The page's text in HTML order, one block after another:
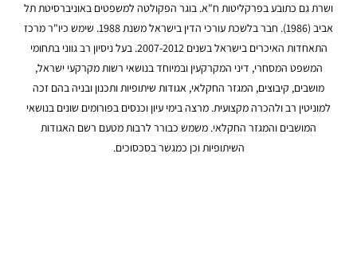
ושרת גם כתובע בפרקליטות ח"א. בוגר הפקולטה למשפטים באוניברסיטת תל
אביב (1986). חבר בלשכת עורכי הדין בישראל משנת 1988. שימש כיו"ר מרכז
התאחדות האיכרים בישראל בשנים 2007-2012. בעל ניסיון רב גווני בתחומי
המשפט המסחרי, דיני המקרקעין ובמיוחד בנושאי רשות מקרקעי ישראל,
מושבים, קיבוצים, המגזר החקלאי, אגודות שיתופיות ותכנון ובניה בהם זכה
למוניטין רב ולהכרה מקצועית. מרצה בימי עיון וכנסים בפורומים שונים בנושאי
המושבים והמגזר החקלאי. משמש כבורר לרבות מטעם רשם האגודות
השיתופיות וכן כמגשר בסכסוכים.